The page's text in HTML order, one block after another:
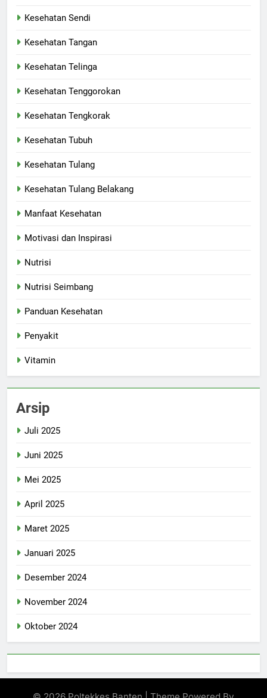
Kesehatan Sendi
Kesehatan Tangan
Kesehatan Telinga
Kesehatan Tenggorokan
Kesehatan Tengkorak
Kesehatan Tubuh
Kesehatan Tulang
Kesehatan Tulang Belakang
Manfaat Kesehatan
Motivasi dan Inspirasi
Nutrisi
Nutrisi Seimbang
Panduan Kesehatan
Penyakit
Vitamin
Arsip
Juli 2025
Juni 2025
Mei 2025
April 2025
Maret 2025
Januari 2025
Desember 2024
November 2024
Oktober 2024